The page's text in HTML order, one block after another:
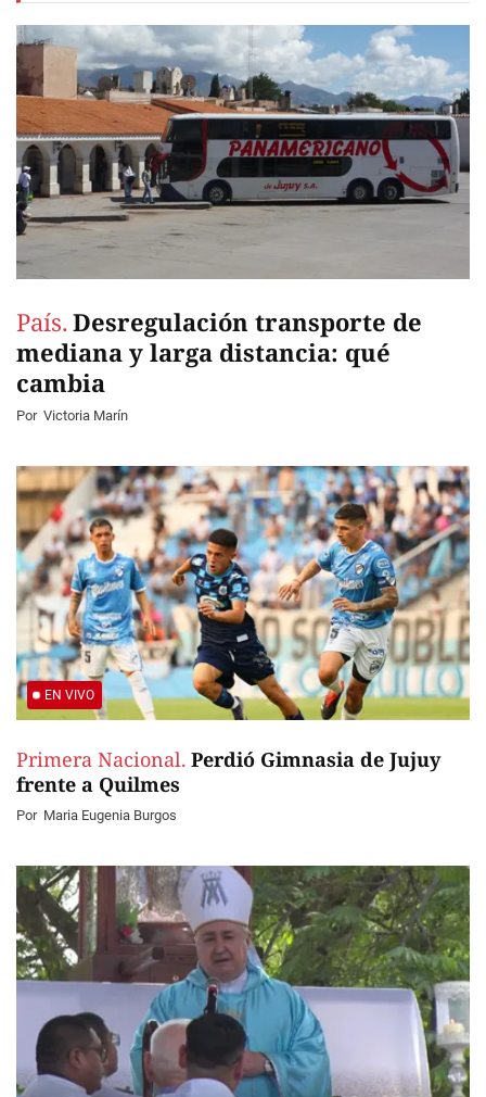
País. Desregulación transporte de
mediana y larga distancia: qué
cambia
Por Victoria Marín
EN VIVO
Primera Nacional. Perdió Gimnasia de Jujuy
frente a Quilmes
Por Maria Eugenia Burgos